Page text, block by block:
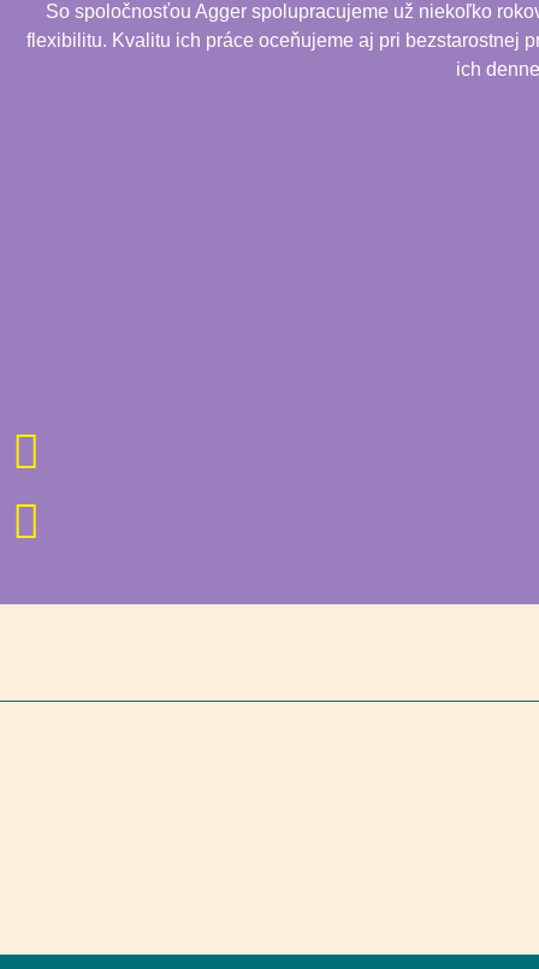
So spoločnosťou Agger spolupracujeme už niekoľko
flexibilitu. Kvalitu ich práce oceňujeme aj pri bezstarostnej
ich